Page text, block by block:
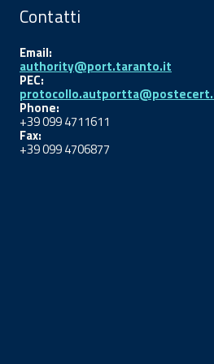
Contatti
Email:
authority@port.taranto.it
PEC:
Phone:
+39 099 4711611
Fax:
+39 099 4706877